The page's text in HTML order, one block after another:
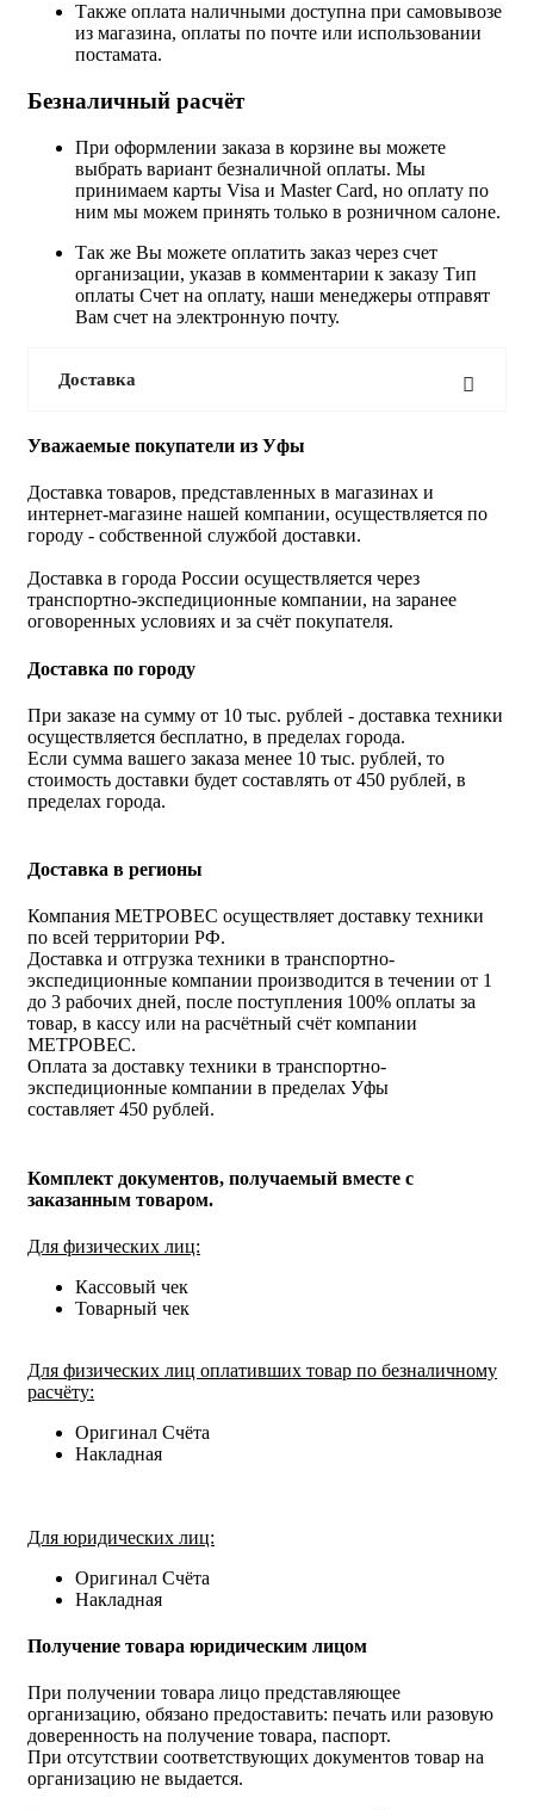
Также оплата наличными доступна при самовывозе
из магазина, оплаты по почте или использовании
постамата.
Безналичный расчёт
При оформлении заказа в корзине вы можете
выбрать вариант безналичной оплаты. Мы
принимаем карты Visa и Master Card, но оплату по
ним мы можем принять только в розничном салоне.
Так же Вы можете оплатить заказ через счет
организации, указав в комментарии к заказу Тип
оплаты Счет на оплату, наши менеджеры отправят
Вам счет на электронную почту.
Доставка
Уважаемые покупатели из Уфы
Доставка товаров, представленных в магазинах и
интернет-магазине нашей компании, осуществляется по
городу - собственной службой доставки.
Доставка в города России осуществляется через
транспортно-экспедиционные компании, на заранее
оговоренных условиях и за счёт покупателя.
Доставка по городу
При заказе на сумму от 10 тыс. рублей - доставка техники
осуществляется бесплатно, в пределах города.
Если сумма вашего заказа менее 10 тыс. рублей, то
стоимость доставки будет составлять от 450 рублей, в
пределах города.
Доставка в регионы
Компания МЕТРОВЕС осуществляет доставку техники
по всей территории РФ.
Доставка и отгрузка техники в транспортно-
экспедиционные компании производится в течении от 1
до 3 рабочих дней, после поступления 100% оплаты за
товар, в кассу или на расчётный счёт компании
МЕТРОВЕС.
Оплата за доставку техники в транспортно-
экспедиционные компании в пределах Уфы
составляет 450 рублей.
Комплект документов, получаемый вместе с
заказанным товаром.
Для физических лиц:
Кассовый чек
Товарный чек
Для физических лиц оплативших товар по безналичному
расчёту:
Оригинал Счёта
Накладная
Для юридических лиц:
Оригинал Счёта
Накладная
Получение товара юридическим лицом
При получении товара лицо представляющее
организацию, обязано предоставить: печать или разовую
доверенность на получение товара, паспорт.
При отсутствии соответствующих документов товар на
организацию не выдается.